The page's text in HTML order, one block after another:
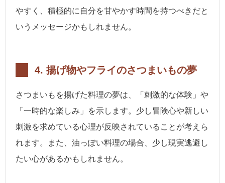
やすく、積極的に自分を甘やかす時間を持つべきだと
いうメッセージかもしれません。
4. 揚げ物やフライのさつまいもの夢
さつまいもを揚げた料理の夢は、「刺激的な体験」や
「一時的な楽しみ」を示します。少し冒険心や新しい
刺激を求めている心理が反映されていることが考えら
れます。また、油っぽい料理の場合、少し現実逃避し
たい心があるかもしれません。